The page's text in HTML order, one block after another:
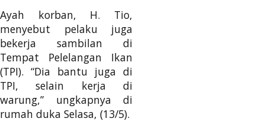
Ayah korban, H. Tio,
menyebut pelaku juga
bekerja sambilan di
Tempat Pelelangan Ikan
(TPI). “Dia bantu juga di
TPI, selain kerja di
warung,” ungkapnya di
rumah duka Selasa, (13/5).